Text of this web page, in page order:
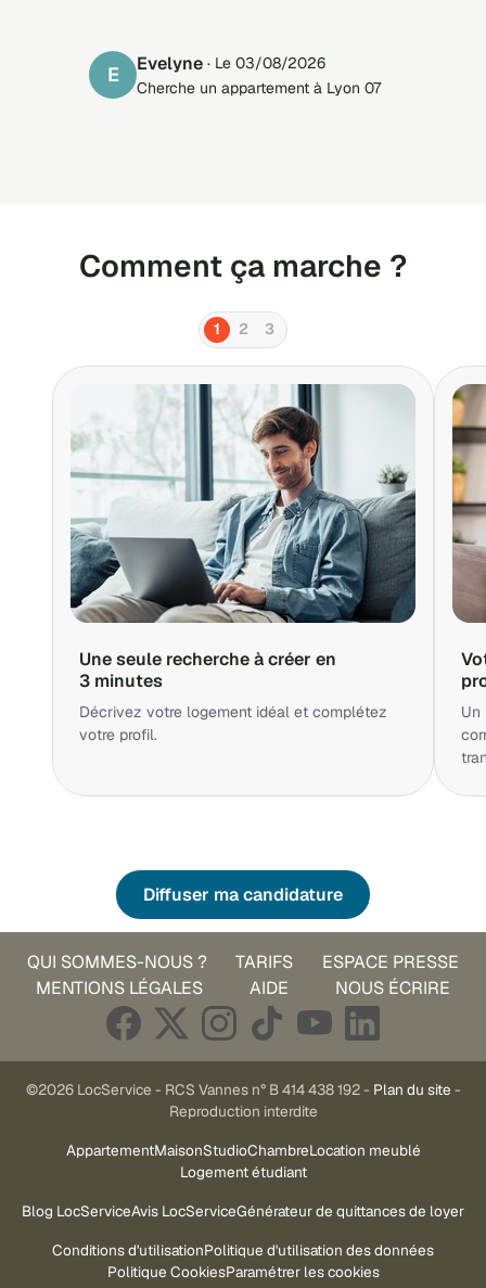
E Evelyne · Le 03/08/2026
Cherche un appartement à Lyon 07
Comment ça marche ?
1 2 3
Une seule recherche à créer en
3 minutes
Décrivez votre logement idéal et complétez
votre profil.
Un
Diffuser ma candidature
QUI SOMMES-NOUS ? TARIFS
ESPACE PRESSE
MENTIONS LÉGALES
AIDE NOUS ÉCRIRE
©2026 LocService - RCS Vannes n° B 414 438 192 - Plan du site -
Reproduction interdite
AppartementMaisonStudioChambreLocation meublé
Logement étudiant
Blog LocServiceAvis LocServiceGénérateur de quittances de loyer
Conditions d'utilisationPolitique d'utilisation des données
Politique CookiesParamétrer les cookies